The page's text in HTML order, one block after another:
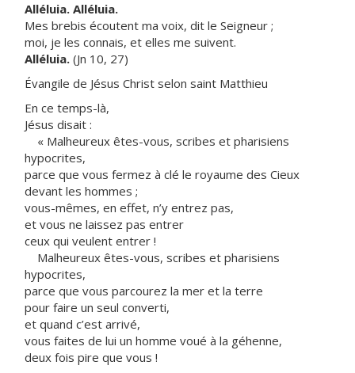
Alléluia. Alléluia.
Mes brebis écoutent ma voix, dit le Seigneur ;
moi, je les connais, et elles me suivent.
Alléluia. (Jn 10, 27)
Évangile de Jésus Christ selon saint Matthieu
En ce temps-là,
Jésus disait :
« Malheureux êtes-vous, scribes et pharisiens
hypocrites,
parce que vous fermez à clé le royaume des Cieux
devant les hommes ;
vous-mêmes, en effet, n’y entrez pas,
et vous ne laissez pas entrer
ceux qui veulent entrer !
Malheureux êtes-vous, scribes et pharisiens
hypocrites,
parce que vous parcourez la mer et la terre
pour faire un seul converti,
et quand c’est arrivé,
vous faites de lui un homme voué à la géhenne,
deux fois pire que vous !